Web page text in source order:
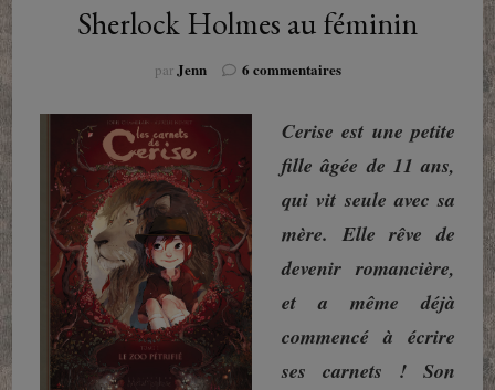
Sherlock Holmes au féminin
parJenn 6 commentairessur
de
Cerise
tome
1
Sherlock
Holmes
féminin
Cerise est une petite
fille âgée de 11 ans,
qui vit seule avec sa
mère. Elle rêve de
devenir romancière,
et a même déjà
commencé à écrire
ses carnets ! Son